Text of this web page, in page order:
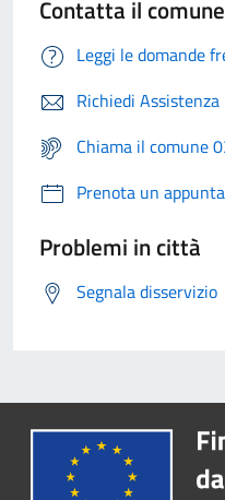
Contatta il comune
Leggi le domande
Richiedi Assistenza
Chiama il comune
Prenota un
Problemi in città
Segnala disservizio